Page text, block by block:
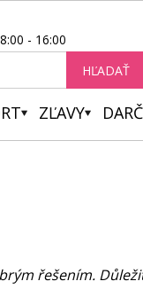
- 16:00
HĽADAŤ
ZĽAVY
řešením.